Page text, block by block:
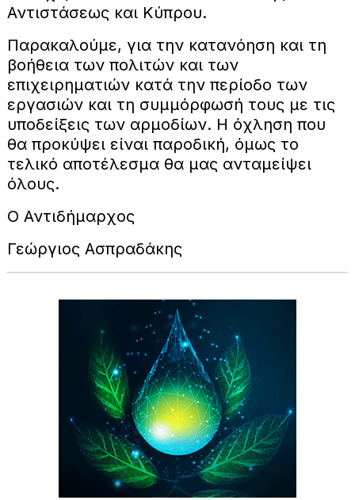
Αντιστάσεως και Κύπρου.
Παρακαλούμε, για την κατανόηση και τη
βοήθεια των πολιτών και των
επιχειρηματιών κατά την περίοδο των
εργασιών και τη συμμόρφωσή τους με τις
υποδείξεις των αρμοδίων. Η όχληση που
θα προκύψει είναι παροδική, όμως το
τελικό αποτέλεσμα θα μας ανταμείψει
όλους.
Ο Αντιδήμαρχος
Γεώργιος Ασπραδάκης